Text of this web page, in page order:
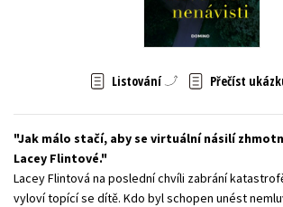
Zahraniční literatura
Listování Přečíst
Jak málo stačí, aby se virtuální násilí
Lacey Flintové.
Lacey Flintová na poslední chvíli zabrání
vyloví topící se dítě. Kdo byl schopen unést